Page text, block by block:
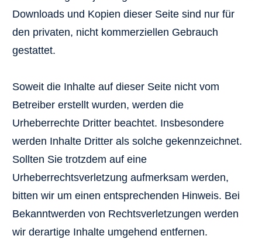
Downloads und Kopien dieser Seite sind nur für
den privaten, nicht kommerziellen Gebrauch
gestattet.
Soweit die Inhalte auf dieser Seite nicht vom
Betreiber erstellt wurden, werden die
Urheberrechte Dritter beachtet. Insbesondere
werden Inhalte Dritter als solche gekennzeichnet.
Sollten Sie trotzdem auf eine
Urheberrechtsverletzung aufmerksam werden,
bitten wir um einen entsprechenden Hinweis. Bei
Bekanntwerden von Rechtsverletzungen werden
wir derartige Inhalte umgehend entfernen.